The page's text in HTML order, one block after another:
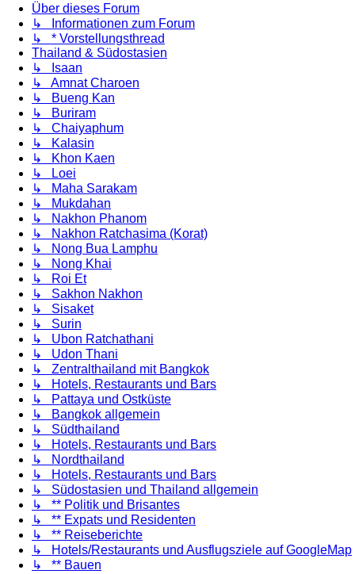
Über dieses Forum
↳ Informationen zum Forum
↳ * Vorstellungsthread
Thailand & Südostasien
↳ Isaan
↳ Amnat Charoen
↳ Bueng Kan
↳ Buriram
↳ Chaiyaphum
↳ Kalasin
↳ Khon Kaen
↳ Loei
↳ Maha Sarakam
↳ Mukdahan
↳ Nakhon Phanom
↳ Nakhon Ratchasima (Korat)
↳ Nong Bua Lamphu
↳ Nong Khai
↳ Roi Et
↳ Sakhon Nakhon
↳ Sisaket
↳ Surin
↳ Ubon Ratchathani
↳ Udon Thani
↳ Zentralthailand mit Bangkok
↳ Hotels, Restaurants und Bars
↳ Pattaya und Ostküste
↳ Bangkok allgemein
↳ Südthailand
↳ Hotels, Restaurants und Bars
↳ Nordthailand
↳ Hotels, Restaurants und Bars
↳ Südostasien und Thailand allgemein
↳ ** Politik und Brisantes
↳ ** Expats und Residenten
↳ ** Reiseberichte
↳ Hotels/Restaurants und Ausflugsziele auf GoogleMap
↳ ** Bauen